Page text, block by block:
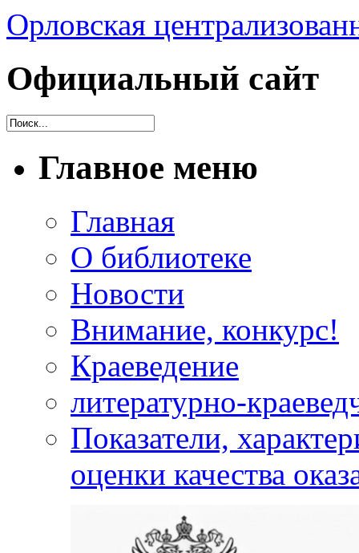
Орловская
Официальный сайт
Главное меню
Главная
О библиотеке
Новости
Внимание, конкурс!
Краеведение
литературно-
Показатели,
оценки качества